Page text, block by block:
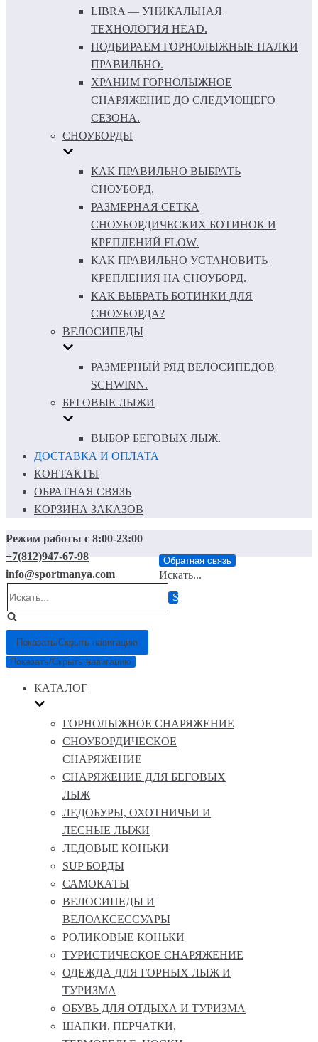
LIBRA — УНИКАЛЬНАЯ
ТЕХНОЛОГИЯ HEAD.
ПОДБИРАЕМ ГОРНОЛЫЖНЫЕ ПАЛКИ
ПРАВИЛЬНО.
ХРАНИМ ГОРНОЛЫЖНОЕ
СНАРЯЖЕНИЕ ДО СЛЕДУЮЩЕГО
СЕЗОНА.
СНОУБОРДЫ
КАК ПРАВИЛЬНО ВЫБРАТЬ
СНОУБОРД.
РАЗМЕРНАЯ СЕТКА
СНОУБОРДИЧЕСКИХ БОТИНОК И
КРЕПЛЕНИЙ FLOW.
КАК ПРАВИЛЬНО УСТАНОВИТЬ
КРЕПЛЕНИЯ НА СНОУБОРД.
КАК ВЫБРАТЬ БОТИНКИ ДЛЯ
СНОУБОРДА?
ВЕЛОСИПЕДЫ
РАЗМЕРНЫЙ РЯД ВЕЛОСИПЕДОВ
SCHWINN.
БЕГОВЫЕ ЛЫЖИ
ВЫБОР БЕГОВЫХ ЛЫЖ.
ДОСТАВКА И ОПЛАТА
КОНТАКТЫ
ОБРАТНАЯ СВЯЗЬ
КОРЗИНА ЗАКАЗОВ
Режим работы с 8:00-23:00
+7(812)947-67-98
info@sportmanya.com
Обратная связь
Искать...
Показать/Скрыть навигацию
Показать/Скрыть навигацию
КАТАЛОГ
ГОРНОЛЫЖНОЕ СНАРЯЖЕНИЕ
СНОУБОРДИЧЕСКОЕ
СНАРЯЖЕНИЕ
СНАРЯЖЕНИЕ ДЛЯ БЕГОВЫХ
ЛЫЖ
ЛЕДОБУРЫ, ОХОТНИЧЬИ И
ЛЕСНЫЕ ЛЫЖИ
ЛЕДОВЫЕ КОНЬКИ
SUP БОРДЫ
САМОКАТЫ
ВЕЛОСИПЕДЫ И
ВЕЛОАКСЕССУАРЫ
РОЛИКОВЫЕ КОНЬКИ
ТУРИСТИЧЕСКОЕ СНАРЯЖЕНИЕ
ОДЕЖДА ДЛЯ ГОРНЫХ ЛЫЖ И
ТУРИЗМА
ОБУВЬ ДЛЯ ОТДЫХА И ТУРИЗМА
ШАПКИ, ПЕРЧАТКИ,